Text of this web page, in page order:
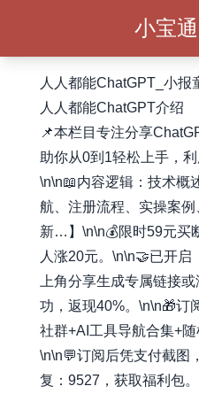
小宝
人人都能ChatGPT_小报
人人都能ChatGPT介绍
📌本栏目专注分享
助你从0到1轻松上手，
\n\n📖内容逻辑：技术概
航、注册流程、实操案
新…】\n\n💰限时59元买
人涨20元。\n\n🤝已开
上角分享生成专属链接
功，返现40%。\n\n🎁订
社群+AI工具导航合集+随
\n\n💬订阅后凭支付截图
复：9527，获取福利包。